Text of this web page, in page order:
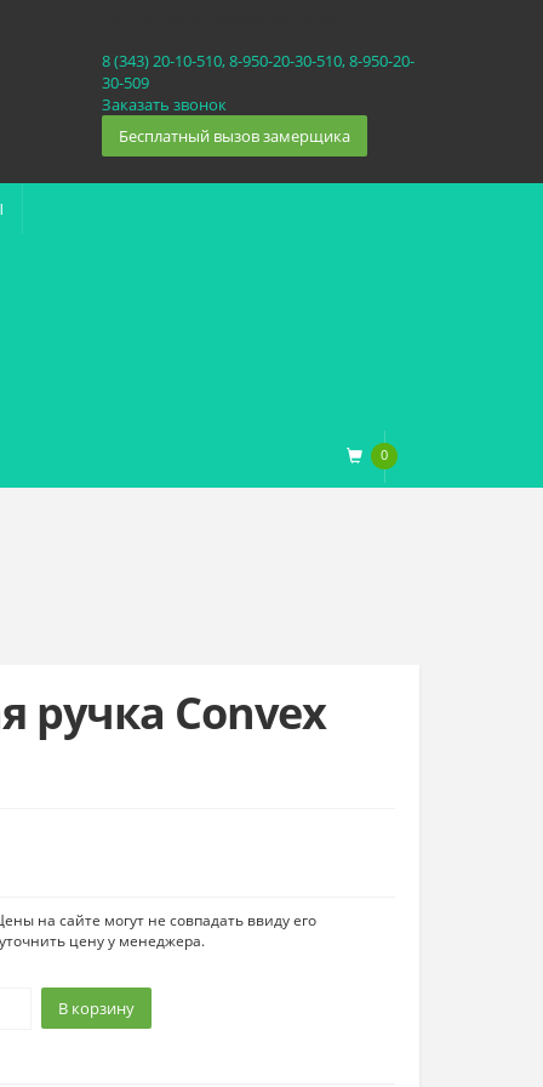
8 (343) 20-10-510, 8-950-20-30-510, 8-950-20-
30-509
Заказать звонок
Бесплатный вызов замерщика
0
ручка Convex
на сайте могут не совпадать ввиду его
цену у менеджера.
В корзину